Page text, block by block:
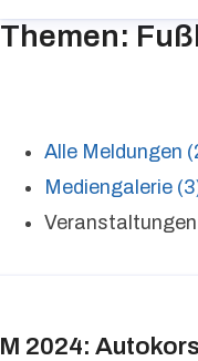
Themen:
Alle Meldungen
Mediengalerie
2024: